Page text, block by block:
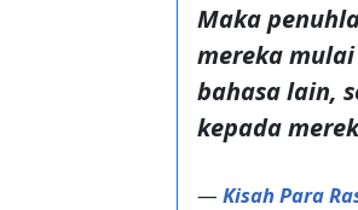
Maka
mereka
bahasa lain,
kepada
— Kisah Para